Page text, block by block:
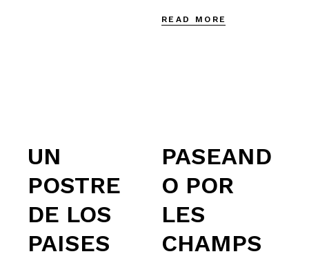
READ MORE
UN
POSTRE
DE LOS
PAISES
PASEAND
O POR
LES
CHAMPS